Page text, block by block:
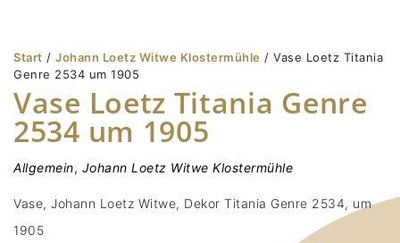
Start / Johann Loetz Witwe Klostermühle / Vase Loetz Titania
Genre 2534 um 1905
Vase Loetz Titania Genre
2534 um 1905
Allgemein, Johann Loetz Witwe Klostermühle
Vase, Johann Loetz Witwe, Dekor Titania Genre 2534, um
1905